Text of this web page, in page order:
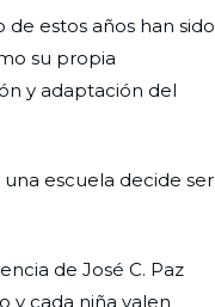
estos años han sido
su propia
y adaptación del
escuela decide ser
de José C. Paz
y cada niña valen